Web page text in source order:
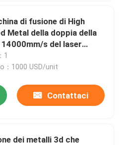
di fusione di High
Metal della doppia della
s del laser
del metallo 3D
1
：1000 USD/unit
Contattaci
dei metalli 3d che